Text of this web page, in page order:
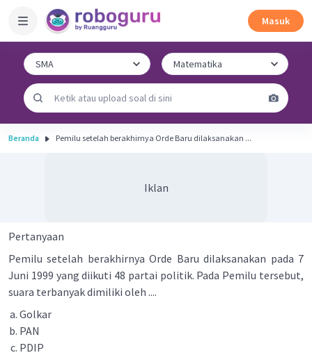
Masuk
Beranda Pemilu setelah berakhirnya Orde Baru dilaksanakan ...
Iklan
Pertanyaan
Pemilu setelah berakhirnya Orde Baru dilaksanakan pada 7
Juni 1999 yang diikuti 48 partai politik. Pada Pemilu tersebut,
suara terbanyak dimiliki oleh ....
Golkar
PAN
PDIP